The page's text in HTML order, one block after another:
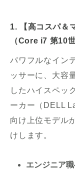
1. 【高コスパ＆
（Core i7 第10
パワフルなイン
ッサーに、大容
したハイスペッ
ーカー（DELL
向け上位モデル
けします。
エンジニア